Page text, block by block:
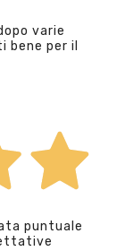
varie
bene per il
puntuale